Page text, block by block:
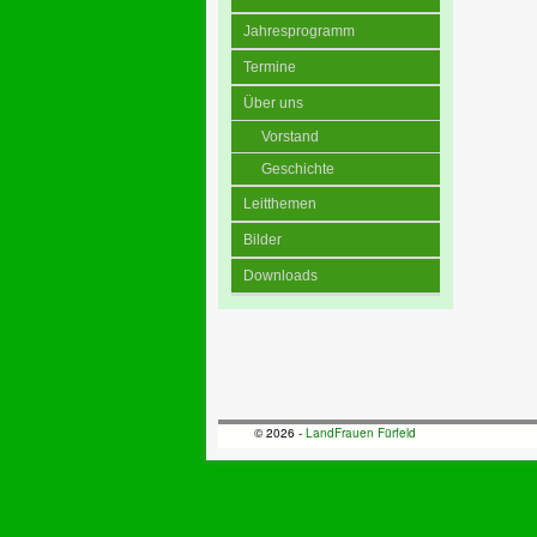
Jahresprogramm
Termine
Über uns
Vorstand
Geschichte
Leitthemen
Bilder
Downloads
© 2026 - LandFrauen Fürfeld